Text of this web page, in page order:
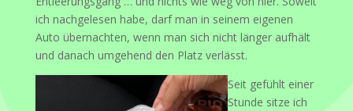
ich nachgelesen habe, darf man in seinem eigenen
Auto übernachten, wenn man sich nicht länger aufhält
und danach umgehend den Platz verlässt.
Seit gefühlt einer
Stunde sitze ich